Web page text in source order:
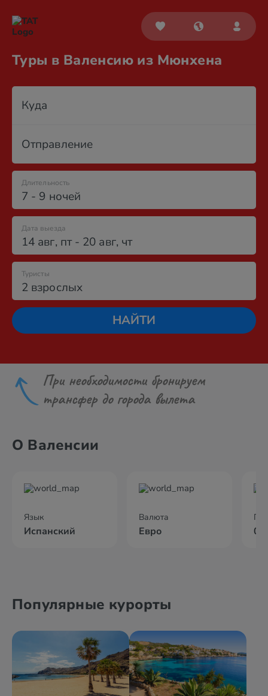
Туры в Валенсию из Мюнхена
Куда
Отправление
7 - 9 ночей
Длительность
Дата выезда
14 авг, пт- 20 авг, чт
2 взрослых
Туристы
НАЙТИ
При необходимости бронируем
трансфер до города вылета
О Валенсии
Язык
Испанский
Валюта
Евро
Популярные курорты